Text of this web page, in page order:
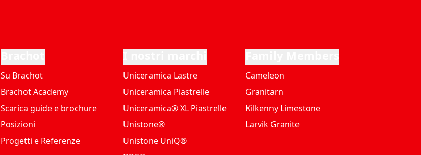
Su Brachot
Brachot Academy
Scarica guide e brochure
Posizioni
Progetti e Referenze
Uniceramica Lastre
Uniceramica Piastrelle
Uniceramica® XL Piastrelle
Unistone®
Unistone UniQ®
Cameleon
Granitarn
Kilkenny Limestone
Larvik Granite